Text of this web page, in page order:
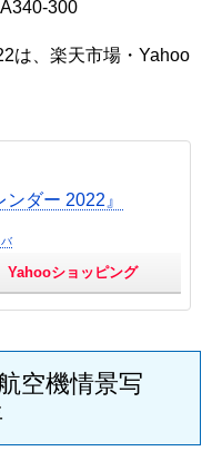
300
は、楽天市場・Yahoo
ダー 2022』
Yahooショッピング
空機情景写